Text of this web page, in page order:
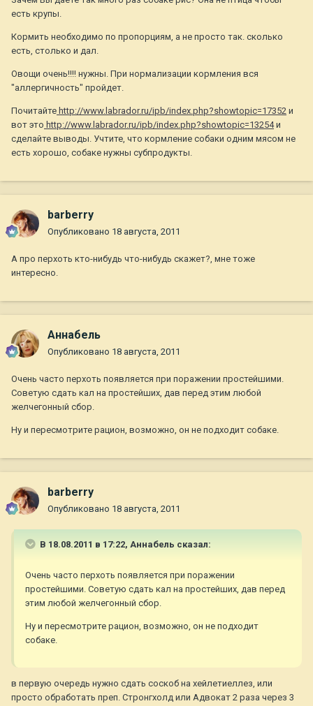
есть крупы.
Кормить необходимо по пропорциям, а не просто так. сколько
есть, столько и дал.
Овощи очень!!!! нужны. При нормализации кормления вся
"аллергичность" пройдет.
Почитайте http://www.labrador.ru/ipb/index.php?showtopic=17352 и
вот это http://www.labrador.ru/ipb/index.php?showtopic=13254и
сделайте выводы. Учтите, что кормление собаки одним мясом не
есть хорошо, собаке нужны субпродукты.
barberry
Опубликовано 18 августа, 2011
А про перхоть кто-нибудь что-нибудь скажет?, мне тоже
интересно.
Aннaбель
Опубликовано 18 августа, 2011
Очень часто перхоть появляется при поражении простейшими.
Советую сдать кал на простейших, дав перед этим любой
желчегонный сбор.
Ну и пересмотрите рацион, возможно, он не подходит собаке.
barberry
Опубликовано 18 августа, 2011
В 18.08.2011 в 17:22, Aннaбель сказал:
Очень часто перхоть появляется при поражении
простейшими. Советую сдать кал на простейших, дав перед
этим любой желчегонный сбор.
Ну и пересмотрите рацион, возможно, он не подходит
собаке.
в первую очередь нужно сдать соскоб на хейлетиеллез, или
просто обработать преп. Стронгхолд или Адвокат 2 раза через 3